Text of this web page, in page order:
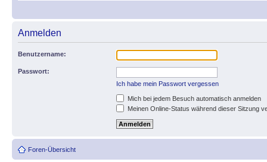
Anmelden
Benutzername:
Passwort:
Ich habe mein Passwort vergessen
Mich bei jedem Besuch automatisch anmelden
Meinen Online-Status während dieser Sitzung
Foren-Übersicht